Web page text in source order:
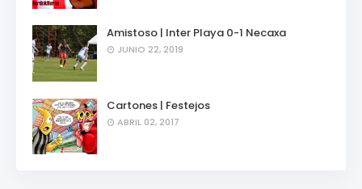
Amistoso | Inter Playa 0-1 Necaxa
JUNIO 22, 2019
Cartones | Festejos
ABRIL 02, 2017